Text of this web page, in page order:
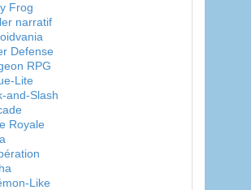
Frog
narratif
Defense
RPG
Lite
and-Slash
Royale
Like